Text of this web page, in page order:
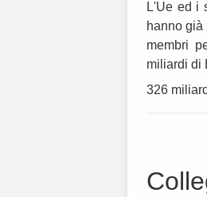
L'Ue ed i
hanno
membri
miliardi di
326